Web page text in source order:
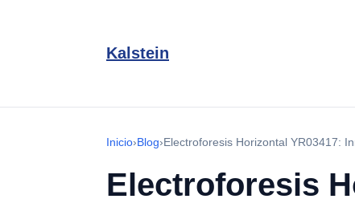
Kalstein
Inicio›Blog›Electroforesis Horizontal YR03417:
Electroforesis